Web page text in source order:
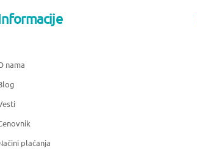
nama
plaćanja